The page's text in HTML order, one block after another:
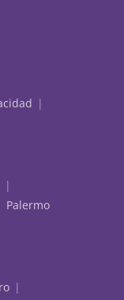
Palermo